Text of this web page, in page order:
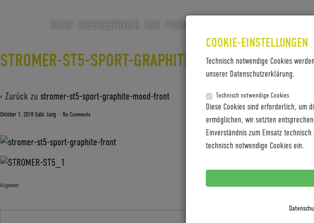
COOKIE-EINSTELLUNGEN
Technisch notwendige Cookies
unserer Datenschutzerklärung.
Technisch notwendige Cookies
Diese Cookies sind erforderlich, um
ermöglichen, wir setzten
Einverständnis zum Einsatz
technisch notwendige Cookies ein.
HOME PRESSEBEREICH WIR PORTFOLIO
STROMER-ST5-SPORT-GRAPHITE-MOOD-FRONT
‹ Zurück zu stromer-st5-sport-graphite-mood-front
Oktober 1, 2018Gabi Jung — No Comments
Allgemein